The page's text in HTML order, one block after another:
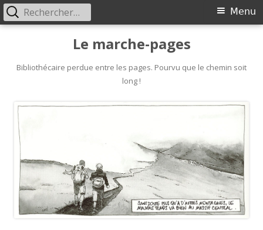
content
Le marche-pages
Bibliothécaire perdue entre les pages. Pourvu que le chemin soit
long !
Primary
Menu
Rechercher :